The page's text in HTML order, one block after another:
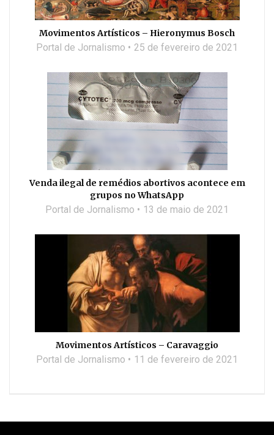
Movimentos Artísticos – Hieronymus Bosch
Portal de Jornalismo 25 de fevereiro de 2021
Venda ilegal de remédios abortivos acontece em
grupos no WhatsApp
Portal de Jornalismo 13 de maio de 2021
Movimentos Artísticos – Caravaggio
Portal de Jornalismo 11 de fevereiro de 2021